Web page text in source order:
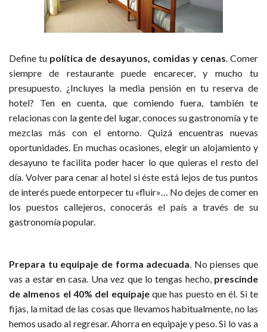
Define tu política de desayunos, comidas y cenas. Comer
siempre de restaurante puede encarecer, y mucho tu
presupuesto. ¿Incluyes la media pensión en tu reserva de
hotel? Ten en cuenta, que comiendo fuera, también te
relacionas con la gente del lugar, conoces su gastronomía y te
mezclas más con el entorno. Quizá encuentras nuevas
oportunidades. En muchas ocasiones, elegir un alojamiento y
desayuno te facilita poder hacer lo que quieras el resto del
día. Volver para cenar al hotel si éste está lejos de tus puntos
de interés puede entorpecer tu «fluir»… No dejes de comer en
los puestos callejeros, conocerás el país a través de su
gastronomía popular.
Prepara tu equipaje de forma adecuada. No pienses que
vas a estar en casa. Una vez que lo tengas hecho, prescinde
de almenos el 40% del equipajeque has puesto en él. Si te
fijas, la mitad de las cosas que llevamos habitualmente, no las
hemos usado al regresar. Ahorra en equipaje y peso. Si lo vas a